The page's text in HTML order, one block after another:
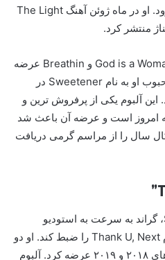
آهنگ‌های آریانا نیز به شمار می‌رود. او در ماه ژوئن آهنگ The Light
دو آهنگ بعدی او نیز با نام‌های God is a Woman و Breathin عرضه
شدند که همگی آن‌ها در آلبوم محبوب او به نام Sweetener در
آلبوم یکی از پرفروش ترین و
به امروز است و عرضه آن باعث شد
سال را از مراسم گرمی دریافت
پس از انتشار آلبوم Sweetener، گراند به سرعت به استودیو
بازگشت تا آلبوم پنجک خود با نام Thank U, Next را ضبط کند. او دو
تک آهنگ از این آلبوم را در سال‌های ۲۰۱۸ و ۲۰۱۹ عرضه کرد. آلبوم